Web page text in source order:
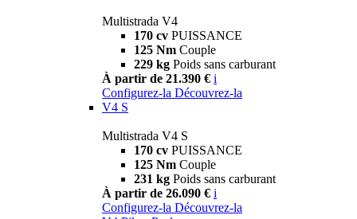
Multistrada V4
170 cv PUISSANCE
125 Nm Couple
229 kg Poids sans carburant
À partir de 21.390 € i
Configurez-la Découvrez-la
V4 S
Multistrada V4 S
170 cv PUISSANCE
125 Nm Couple
231 kg Poids sans carburant
À partir de 26.090 € i
Configurez-la Découvrez-la